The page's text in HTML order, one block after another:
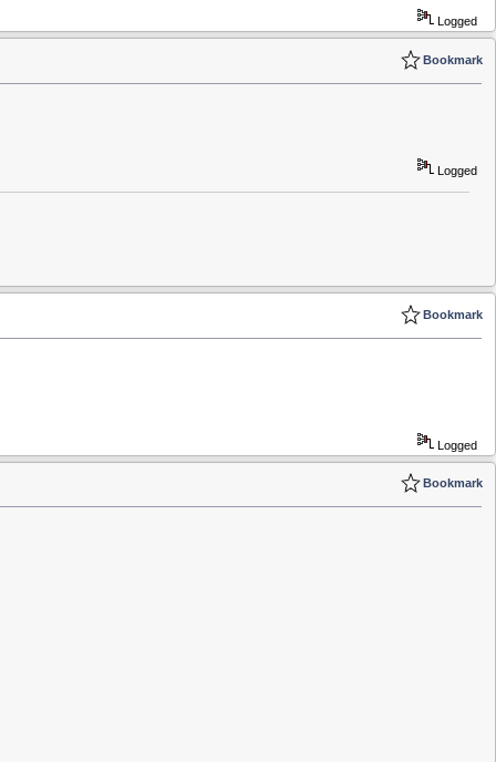
Logged
Bookmark
Logged
Bookmark
Logged
Bookmark